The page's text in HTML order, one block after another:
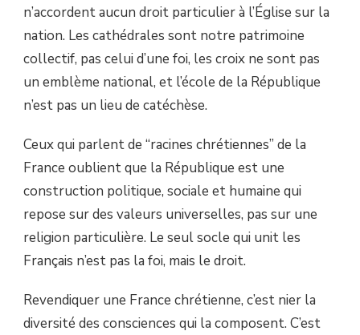
n’accordent aucun droit particulier à l’Église sur la
nation. Les cathédrales sont notre patrimoine
collectif, pas celui d’une foi, les croix ne sont pas
un emblème national, et l’école de la République
n’est pas un lieu de catéchèse.
Ceux qui parlent de “racines chrétiennes” de la
France oublient que la République est une
construction politique, sociale et humaine qui
repose sur des valeurs universelles, pas sur une
religion particulière. Le seul socle qui unit les
Français n’est pas la foi, mais le droit.
Revendiquer une France chrétienne, c’est nier la
diversité des consciences qui la composent. C’est